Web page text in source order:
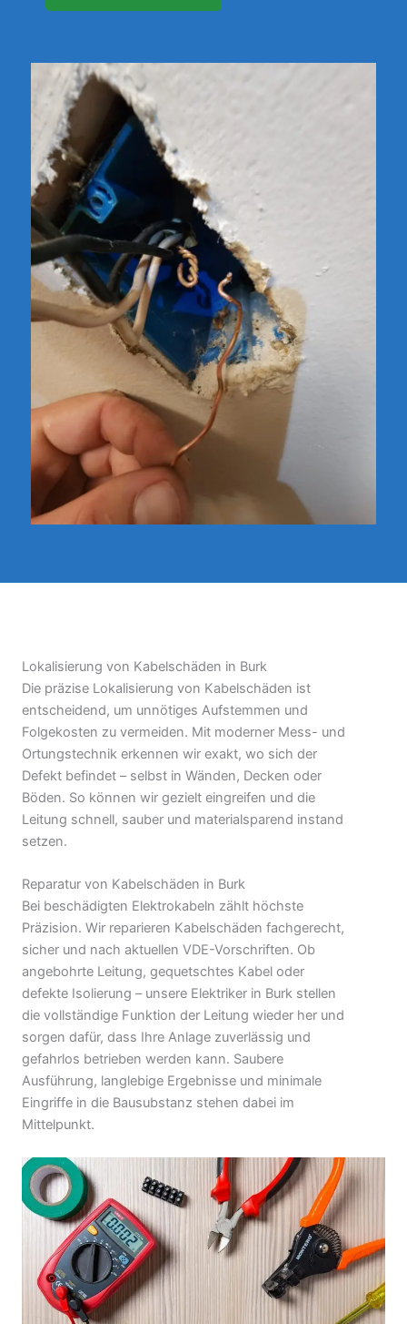
Lokalisierung von Kabelschäden in Burk
Die präzise Lokalisierung von Kabelschäden ist
entscheidend, um unnötiges Aufstemmen und
Folgekosten zu vermeiden. Mit moderner Mess- und
Ortungstechnik erkennen wir exakt, wo sich der
Defekt befindet – selbst in Wänden, Decken oder
Böden. So können wir gezielt eingreifen und die
Leitung schnell, sauber und materialsparend instand
setzen.
Reparatur von Kabelschäden in Burk
Bei beschädigten Elektrokabeln zählt höchste
Präzision. Wir reparieren Kabelschäden fachgerecht,
sicher und nach aktuellen VDE-Vorschriften. Ob
angebohrte Leitung, gequetschtes Kabel oder
defekte Isolierung – unsere Elektriker in Burk stellen
die vollständige Funktion der Leitung wieder her und
sorgen dafür, dass Ihre Anlage zuverlässig und
gefahrlos betrieben werden kann. Saubere
Ausführung, langlebige Ergebnisse und minimale
Eingriffe in die Bausubstanz stehen dabei im
Mittelpunkt.